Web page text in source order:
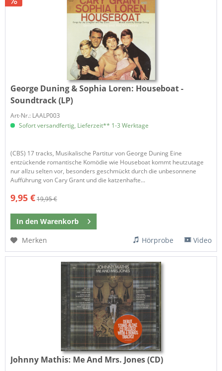
George Duning & Sophia Loren: Houseboat -
Soundtrack (LP)
Art-Nr.: LAALP003
Sofort versandfertig, Lieferzeit** 1-3 Werktage
(CBS) 17 tracks, Musikalische Partitur von George Duning Eine
entzückende romantische Komödie wie Houseboat kommt heutzutage
nur allzu selten vor, besonders geschmückt durch die unbesonnene
Aufführung von Cary Grant und die katzenhafte...
9,95 €19,95 €
In den Warenkorb
Merken
Hörprobe Video
Johnny Mathis: Me And Mrs. Jones (CD)